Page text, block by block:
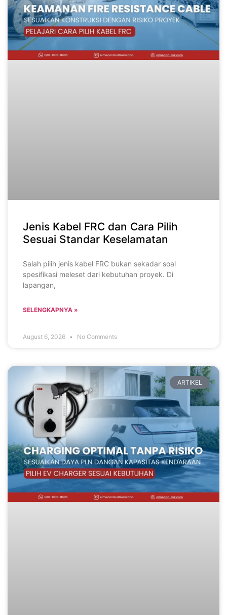
Jenis Kabel FRC dan Cara Pilih
Sesuai Standar Keselamatan
Salah pilih jenis kabel FRC bukan sekadar soal
spesifikasi meleset dari kebutuhan proyek. Di
lapangan,
SELENGKAPNYA »
August 6, 2026 No Comments
ARTIKEL